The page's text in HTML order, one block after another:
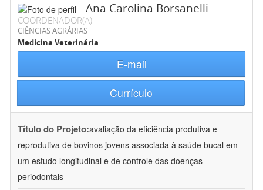
Ana Carolina Borsanelli
COORDENADOR(A)
CIÊNCIAS AGRÁRIAS
Medicina Veterinária
E-mail
Currículo
Título do Projeto:avaliação da eficiência produtiva e
reprodutiva de bovinos jovens associada à saúde bucal em
um estudo longitudinal e de controle das doenças
periodontais